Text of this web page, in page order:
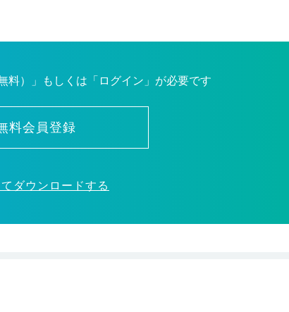
料）」もしくは「ログイン」が必要です
料会員登録
ダウンロードする